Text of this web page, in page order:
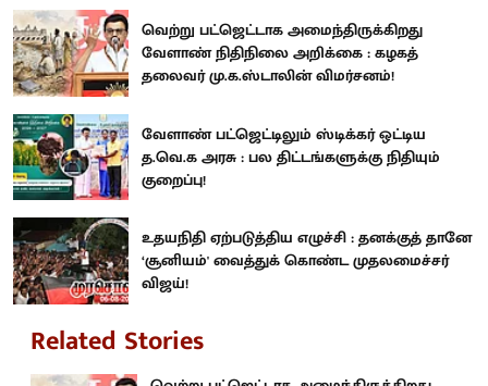
வெற்று பட்ஜெட்டாக அமைந்திருக்கிறது
வேளாண் நிதிநிலை அறிக்கை : கழகத்
தலைவர் மு.க.ஸ்டாலின் விமர்சனம்!
வேளாண் பட்ஜெட்டிலும் ஸ்டிக்கர் ஒட்டிய
த.வெ.க அரசு : பல திட்டங்களுக்கு நிதியும்
குறைப்பு!
உதயநிதி ஏற்படுத்திய எழுச்சி : தனக்குத் தானே
‘சூனியம்' வைத்துக் கொண்ட முதலமைச்சர்
விஜய்!
Related Stories